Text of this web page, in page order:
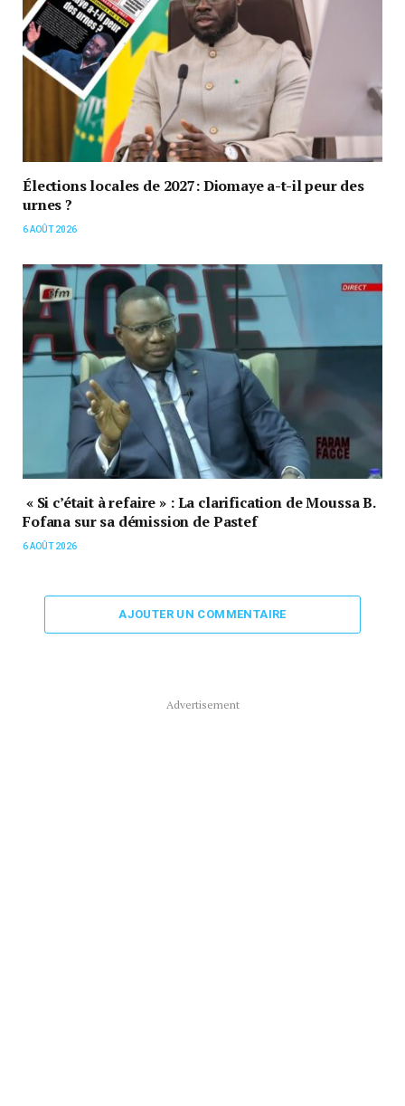
Élections locales de 2027: Diomaye a-t-il peur des
urnes ?
6 AOÛT 2026
« Si c’était à refaire » : La clarification de Moussa B.
Fofana sur sa démission de Pastef
6 AOÛT 2026
AJOUTER UN COMMENTAIRE
Advertisement